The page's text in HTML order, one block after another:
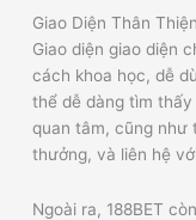
Giao Diện Thân
Giao diện giao diện
cách khoa học, dễ
thể dễ dàng tìm
quan tâm, cũng như
thưởng, và liên hệ
Ngoài ra, 188BET